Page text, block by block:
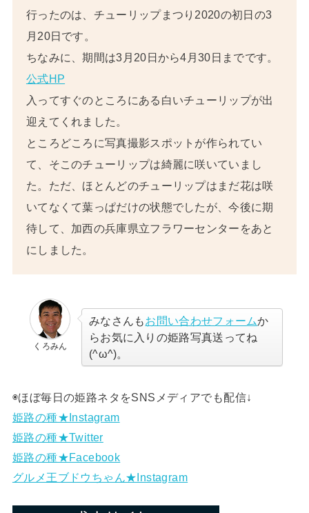
行ったのは、 チューリップまつり2020の初日の3
月20日です。
ちなみに、期間は3月20日から4月30日までです。
公式HP
入ってすぐのところにある白いチューリップが出
迎えてくれました。
ところどころに写真撮影スポットが作られてい
て、そこのチューリップは綺麗に咲いていまし
た。ただ、ほとんどのチューリップはまだ花は咲
いてなくて葉っぱだけの状態でしたが、今後に期
待して、加西の兵庫県立フラワーセンターをあと
にしました。
くろみん
みなさんもお問い合わせフォームか
らお気に入りの姫路写真送ってね
(^ω^)。
◉ほぼ毎日の姫路ネタをSNSメディアでも配信↓
姫路の種★Instagram
姫路の種★Twitter
姫路の種★Facebook
グルメ王ブドウちゃん★Instagram